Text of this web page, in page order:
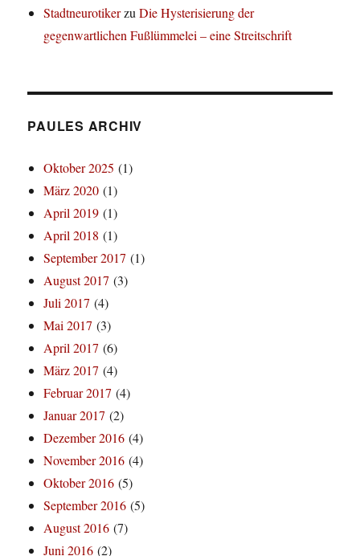
StadtneurotikerzuDie Hysterisierung der
gegenwartlichen Fußlümmelei – eine Streitschrift
PAULES ARCHIV
Oktober 2025 (1)
März 2020 (1)
April 2019 (1)
April 2018 (1)
September 2017 (1)
August 2017 (3)
Juli 2017 (4)
Mai 2017 (3)
April 2017 (6)
März 2017 (4)
Februar 2017 (4)
Januar 2017 (2)
Dezember 2016 (4)
November 2016 (4)
Oktober 2016 (5)
September 2016 (5)
August 2016 (7)
Juni 2016 (2)